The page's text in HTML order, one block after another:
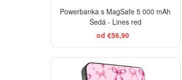
Powerbanka s MagSafe 5 000 mAh
Šedá - Lines red
od €56,90